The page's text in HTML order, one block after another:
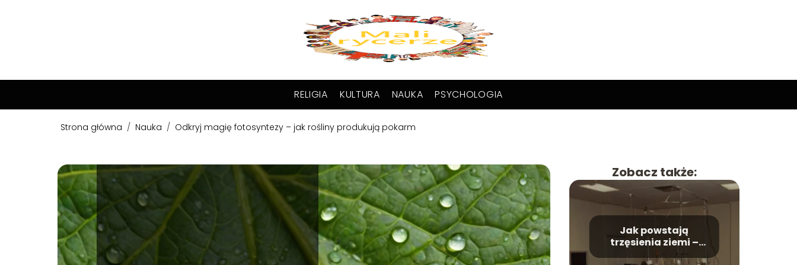
RELIGIA KULTURA NAUKA PSYCHOLOGIA
Strona główna / Nauka / Odkryj magię fotosyntezy – jak rośliny produkują pokarm
Zobacz także:
Jak powstają
trzęsienia ziemi –
tajemnice